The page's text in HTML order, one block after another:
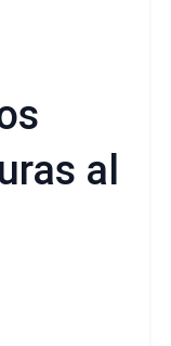
al